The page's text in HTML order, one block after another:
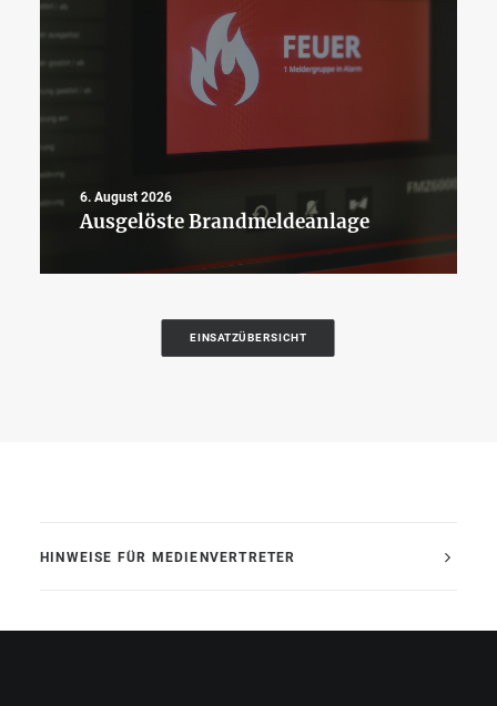
6. August 2026
Ausgelöste Brandmeldeanlage
EINSATZÜBERSICHT
HINWEISE FÜR MEDIENVERTRETER